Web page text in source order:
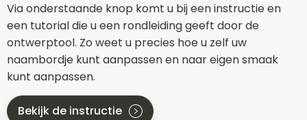
Via onderstaande knop komt u bij een instructie en
een tutorial die u een rondleiding geeft door de
ontwerptool. Zo weet u precies hoe u zelf uw
naambordje kunt aanpassen en naar eigen smaak
kunt aanpassen.
Bekijk de instructie